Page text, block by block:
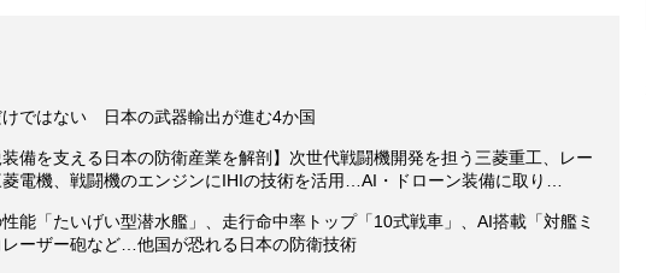
けではない 日本の武器輸出が進む4か国
装備を支える日本の防衛産業を解剖】次世代戦闘機開発を担う三菱重工、レー
電機、戦闘機のエンジンにIHIの技術を活用…AI・ドローン装備に取り…
性能「たいげい型潜水艦」、走行命中率トップ「10式戦車」、AI搭載「対艦ミ
ーザー砲など…他国が恐れる日本の防衛技術